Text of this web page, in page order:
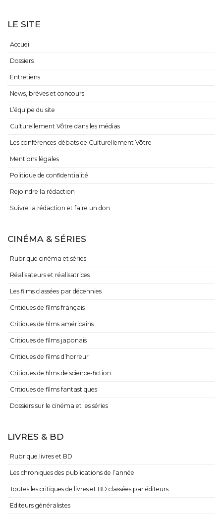
LE SITE
Accueil
Dossiers
Entretiens
News, brèves et concours
L’équipe du site
Culturellement Vôtre dans les médias
Les conférences-débats de Culturellement Vôtre
Mentions légales
Politique de confidentialité
Rejoindre la rédaction
Suivre la rédaction et faire un don
CINÉMA & SÉRIES
Rubrique cinéma et séries
Réalisateurs et réalisatrices
Les films classées par décennies
Critiques de films français
Critiques de films américains
Critiques de films japonais
Critiques de films d’horreur
Critiques de films de science-fiction
Critiques de films fantastiques
Dossiers sur le cinéma et les séries
LIVRES & BD
Rubrique livres et BD
Les chroniques des publications de l’année
Toutes les critiques de livres et BD classées par éditeurs
Editeurs généralistes